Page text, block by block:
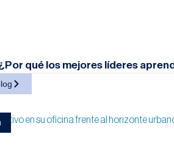
qué los mejores líderes